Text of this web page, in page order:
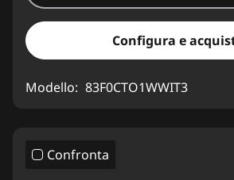
Configura e
Modello: 83F0CTO1WWIT3
Confronta